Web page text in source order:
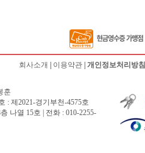
회사소개 이용약관 개인정보처리방침
훈
: 제2021-경기부천-4575호
나열 15호 | 전화 : 010-2255-